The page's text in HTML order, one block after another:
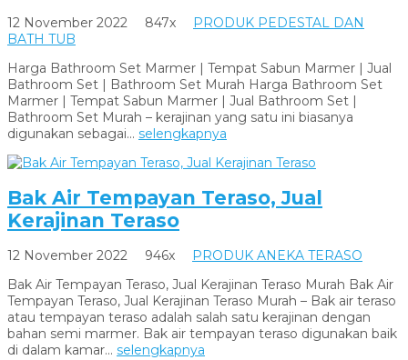
12 November 2022 847x
PRODUK PEDESTAL DAN
BATH TUB
Harga Bathroom Set Marmer | Tempat Sabun Marmer | Jual
Bathroom Set | Bathroom Set Murah Harga Bathroom Set
Marmer | Tempat Sabun Marmer | Jual Bathroom Set |
Bathroom Set Murah – kerajinan yang satu ini biasanya
digunakan sebagai... selengkapnya
Bak Air Tempayan Teraso, Jual
Kerajinan Teraso
12 November 2022 946x
PRODUK ANEKA TERASO
Bak Air Tempayan Teraso, Jual Kerajinan Teraso Murah Bak Air
Tempayan Teraso, Jual Kerajinan Teraso Murah – Bak air teraso
atau tempayan teraso adalah salah satu kerajinan dengan
bahan semi marmer. Bak air tempayan teraso digunakan baik
di dalam kamar... selengkapnya